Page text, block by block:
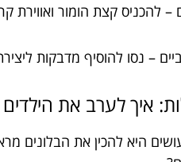
– להכניס קצת הומור ואווירת
– נסו להוסיף מדבקות
איך לערב את
היא להכין את הבלונים